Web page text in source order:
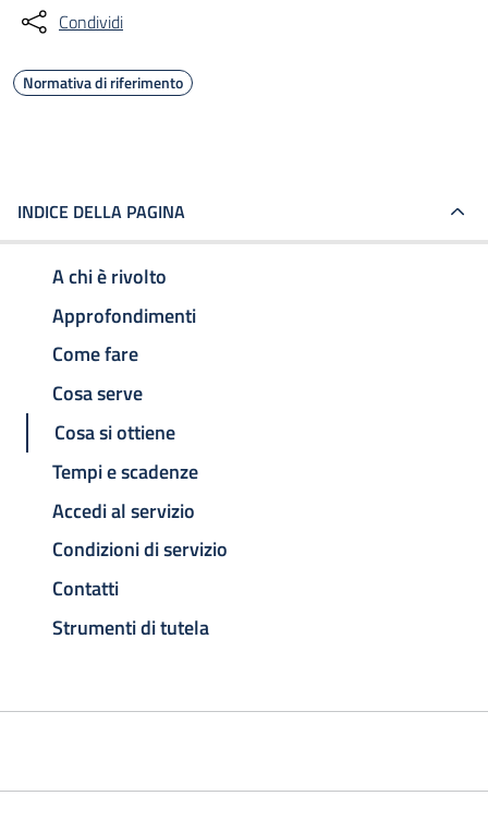
Condividi
Normativa di riferimento
INDICE DELLA PAGINA
A chi è rivolto
Approfondimenti
Come fare
Cosa serve
Cosa si ottiene
Tempi e scadenze
Accedi al servizio
Condizioni di servizio
Contatti
Strumenti di tutela